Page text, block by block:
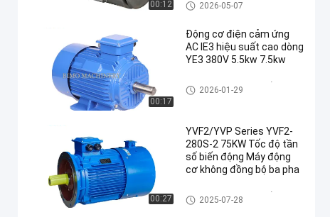
00:12 Động cơ điện xoay chiều
2026-05-07
00:17
Động cơ điện cảm ứng
AC IE3 hiệu suất cao dòng
YE3 380V 5.5kw 7.5kw
Động cơ điện xoay chiều
2026-01-29
00:27
YVF2/YVP Series YVF2-
280S-2 75KW Tốc độ tần
số biến động Máy động
cơ không đồng bộ ba pha
Động cơ điện xoay chiều
2025-07-28